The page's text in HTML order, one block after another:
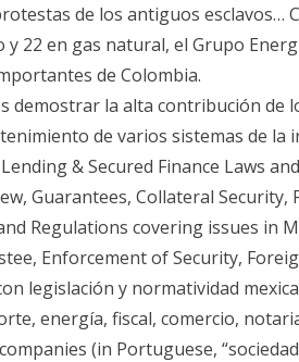
de los antiguos esclavos…
22 en gas natural, el Grupo
de Colombia.
demostrar la alta contribución de
de varios sistemas de la
& Secured Finance Laws
Guarantees, Collateral Security,
Regulations covering issues in
Enforcement of Security,
legislación y normatividad
energía, fiscal, comercio,
(in Portuguese,